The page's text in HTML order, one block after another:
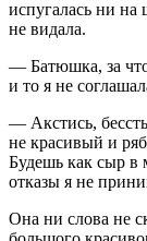
испугалась ни на
не видала.
— Батюшка, за
и то я не
— Акстись,
не красивый и
Будешь как сыр в
отказы я не
Она ни слова не